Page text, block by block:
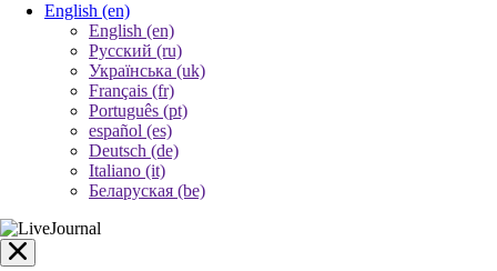
English (en)
English (en)
Русский (ru)
Українська (uk)
Français (fr)
Português (pt)
español (es)
Deutsch (de)
Italiano (it)
Беларуская (be)